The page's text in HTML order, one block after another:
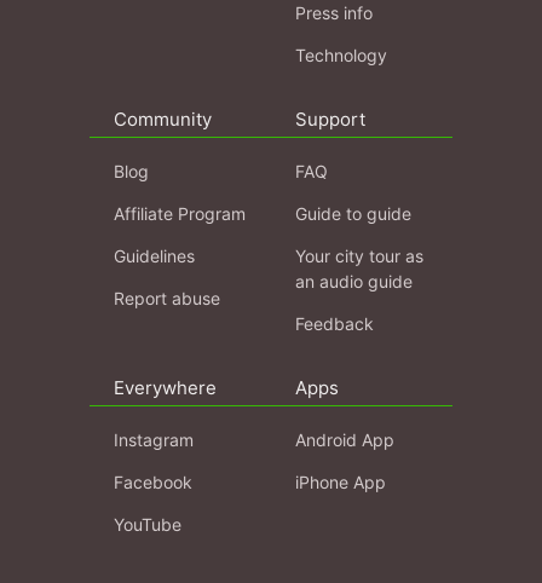
Press info
Technology
Community
Blog
Affiliate Program
Guidelines
Report abuse
Support
FAQ
Guide to guide
Your city tour as
an audio guide
Feedback
Everywhere
Instagram
Facebook
YouTube
Apps
Android App
iPhone App